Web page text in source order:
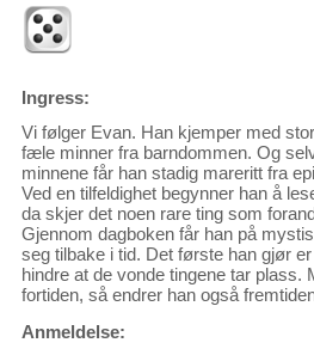
Ingress:
Vi følger Evan. Han kjemper med
fæle minner fra barndommen. Og
minnene får han stadig mareritt fra
Ved en tilfeldighet begynner han å
da skjer det noen rare ting som
Gjennom dagboken får han på
seg tilbake i tid. Det første han gjør
hindre at de vonde tingene tar plass.
fortiden, så endrer han også
Anmeldelse: